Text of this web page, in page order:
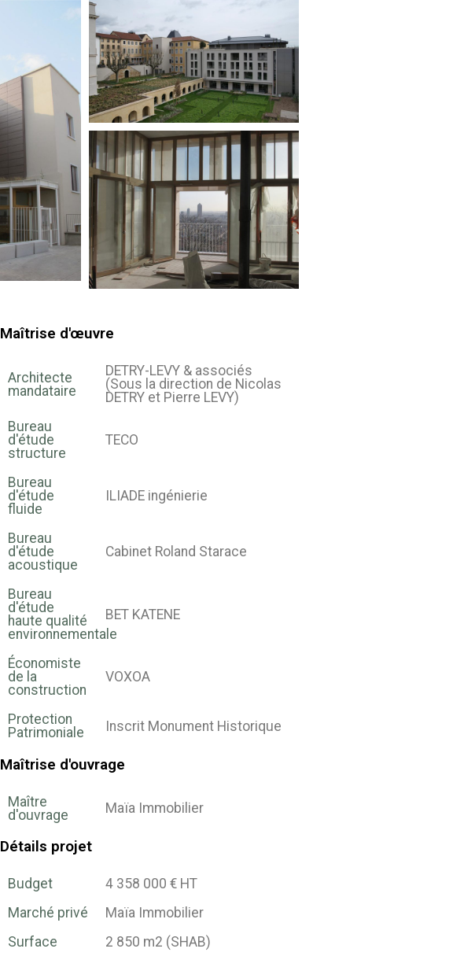
Maîtrise d'œuvre
Architecte
mandataire
DETRY-LEVY & associés
(Sous la direction de Nicolas
DETRY et Pierre LEVY)
Bureau
d'étude
structure
TECO
Bureau
d'étude
fluide
ILIADE ingénierie
Bureau
d'étude
acoustique
Cabinet Roland Starace
Bureau
d'étude
haute qualité
environnementale
BET KATENE
Économiste
de la
construction
VOXOA
Protection
Patrimoniale
Inscrit Monument Historique
Maîtrise d'ouvrage
Maître
d'ouvrage
Maïa Immobilier
Détails projet
Budget
4 358 000 € HT
Marché privé
Maïa Immobilier
Surface
2 850 m2 (SHAB)